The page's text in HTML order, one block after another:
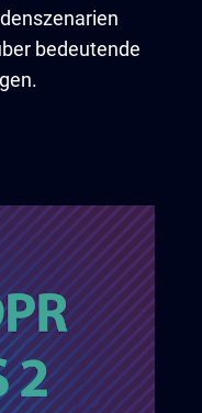
bedeutende